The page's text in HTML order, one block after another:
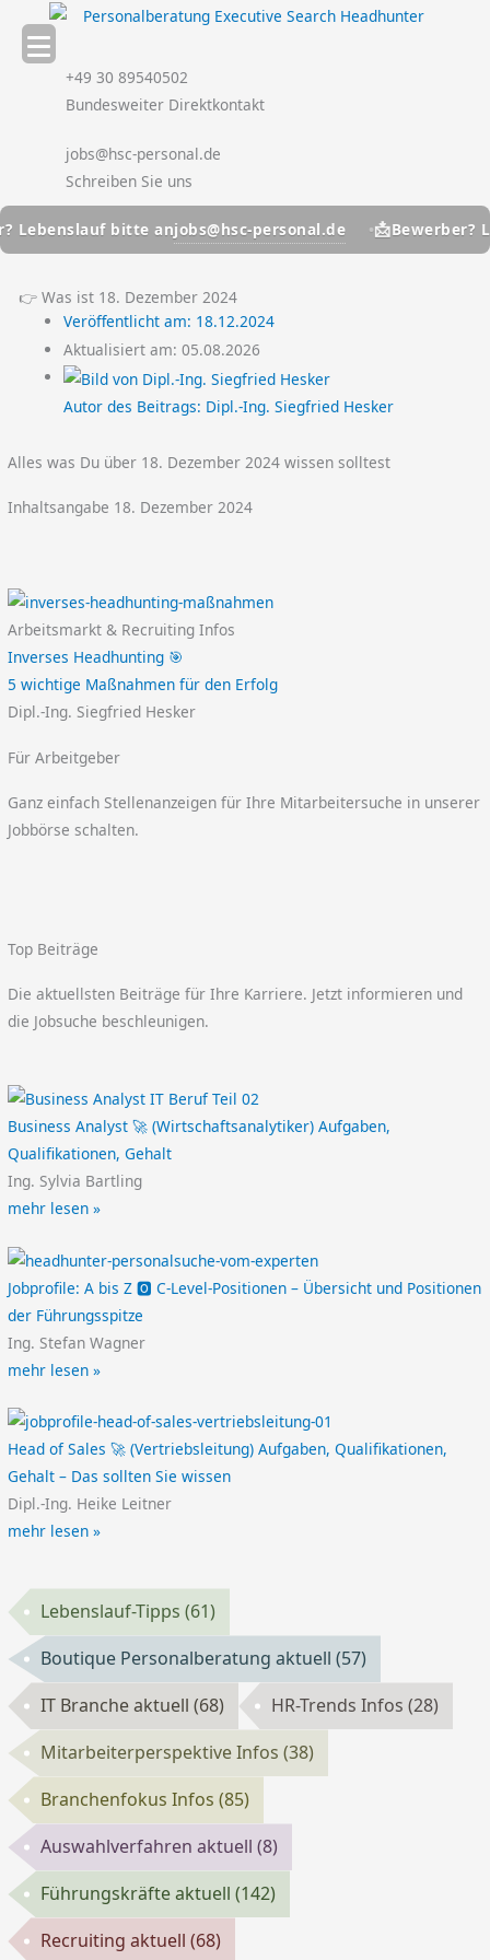
Inhalt
springen +49 30 89540502
Bundesweiter Direktkontakt
jobs@hsc-personal.de
Schreiben Sie uns
bitte anjobs@hsc-personal.de Bewerber?
👉 Was ist 18. Dezember 2024
Veröffentlicht am: 18.12.2024
Aktualisiert am: 05.08.2026
Autor des Beitrags: Dipl.-Ing. Siegfried Hesker
Alles was Du über 18. Dezember 2024 wissen solltest
Inhaltsangabe 18. Dezember 2024
Arbeitsmarkt & Recruiting Infos
Inverses Headhunting 🎯
5 wichtige Maßnahmen für den Erfolg
Dipl.-Ing. Siegfried Hesker
Für Arbeitgeber
Ganz einfach Stellenanzeigen für Ihre Mitarbeitersuche in unserer
Jobbörse schalten.
Top Beiträge
Die aktuellsten Beiträge für Ihre Karriere. Jetzt informieren und
die Jobsuche beschleunigen.
Business Analyst 🚀 (Wirtschaftsanalytiker) Aufgaben,
Qualifikationen, Gehalt
Ing. Sylvia Bartling
mehr lesen »
Jobprofile: A bis Z 🅾️ C-Level-Positionen – Übersicht und Positionen
der Führungsspitze
Ing. Stefan Wagner
mehr lesen »
Head of Sales 🚀 (Vertriebsleitung) Aufgaben, Qualifikationen,
Gehalt – Das sollten Sie wissen
Dipl.-Ing. Heike Leitner
mehr lesen »
Lebenslauf-Tipps(61)
Boutique Personalberatung aktuell(57)
IT Branche aktuell(68) HR-Trends Infos(28)
Mitarbeiterperspektive Infos(38)
Branchenfokus Infos(85)
Auswahlverfahren aktuell(8)
Führungskräfte aktuell(142)
Recruiting aktuell(68)